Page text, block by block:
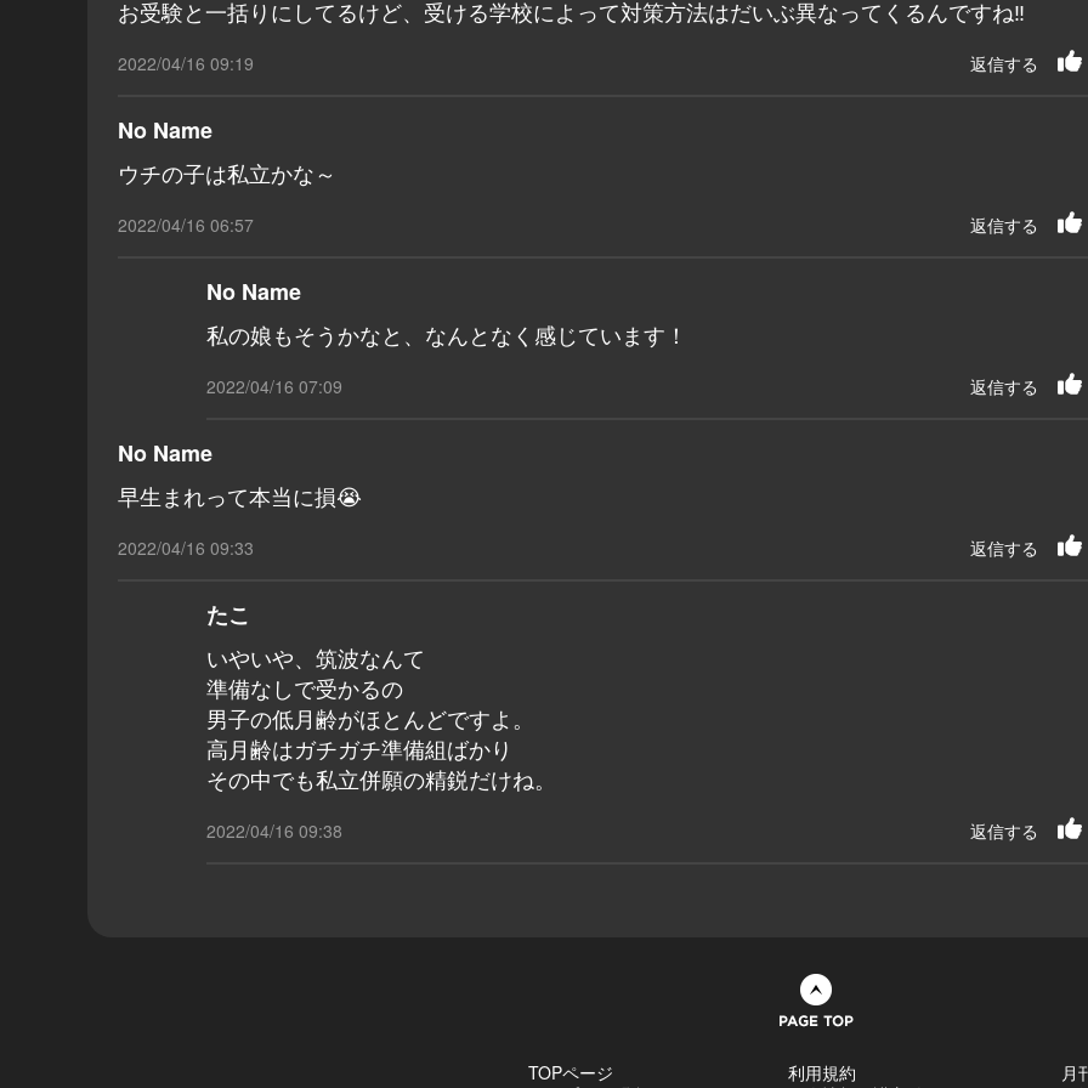
お受験と一括りにしてるけど、受ける学校によって対策方法はだいぶ異なってくるんですね‼
2022/04/16 09:19 返信する
No Name
ウチの子は私立かな～
2022/04/16 06:57 返信する
No Name
私の娘もそうかなと、なんとなく感じています！
2022/04/16 07:09 返信する
No Name
早生まれって本当に損😭
2022/04/16 09:33 返信する
たこ
いやいや、筑波なんて
準備なしで受かるの
男子の低月齢がほとんどですよ。
高月齢はガチガチ準備組ばかり
その中でも私立併願の精鋭だけね。
2022/04/16 09:38 返信する
TOPページ
利用規約
月